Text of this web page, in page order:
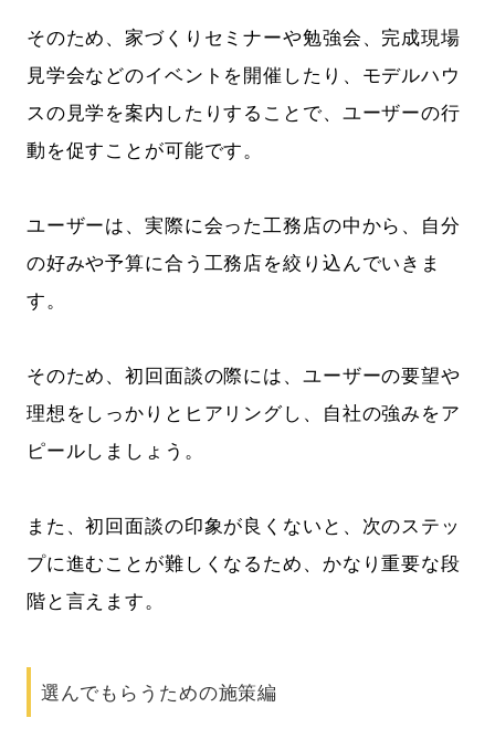
そのため、家づくりセミナーや勉強会、完成現場
見学会などのイベントを開催したり、モデルハウ
スの見学を案内したりすることで、ユーザーの行
動を促すことが可能です。
ユーザーは、実際に会った工務店の中から、自分
の好みや予算に合う工務店を絞り込んでいきま
す。
そのため、初回面談の際には、ユーザーの要望や
理想をしっかりとヒアリングし、自社の強みをア
ピールしましょう。
また、初回面談の印象が良くないと、次のステッ
プに進むことが難しくなるため、かなり重要な段
階と言えます。
選んでもらうための施策編